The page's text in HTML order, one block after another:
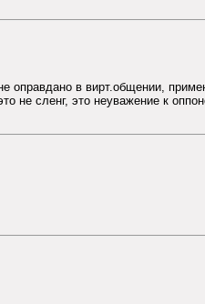
в вирт.общении,
не сленг, это неуважение к